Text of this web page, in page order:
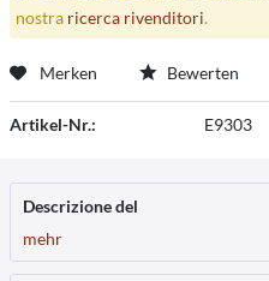
nostra ricerca rivenditori.
Merken Bewerten
Artikel-Nr.: E9303
Descrizione del
mehr